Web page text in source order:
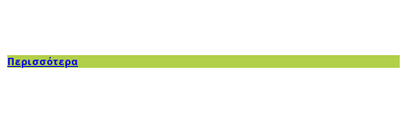
Περισσότερα